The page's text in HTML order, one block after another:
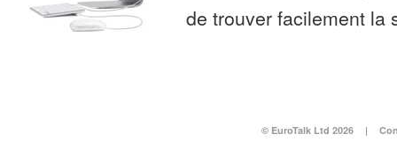
de trouver facilement la
© EuroTalk Ltd 2026 |